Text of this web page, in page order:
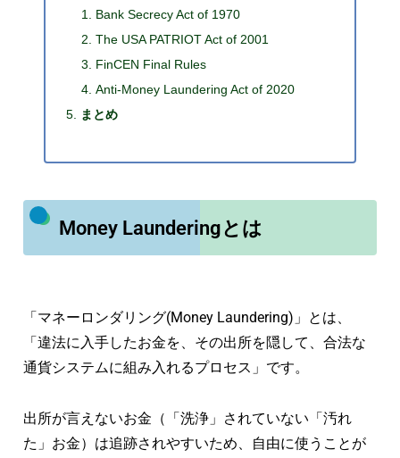
Bank Secrecy Act of 1970
The USA PATRIOT Act of 2001
FinCEN Final Rules
Anti-Money Laundering Act of 2020
まとめ
Money Launderingとは
「マネーロンダリング(Money Laundering)」とは、
「違法に入手したお金を、その出所を隠して、合法な
通貨システムに組み入れるプロセス」です。
出所が言えないお金（「洗浄」されていない「汚れ
た」お金）は追跡されやすいため、自由に使うことが